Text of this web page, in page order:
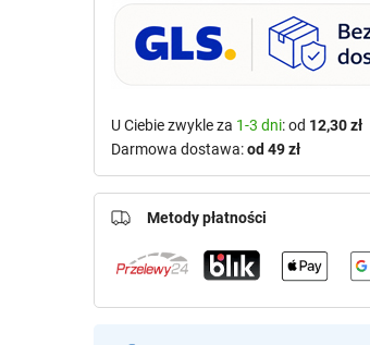
U Ciebie zwykle za 1-3 dni: od 12,30 zł
Darmowa dostawa:od 49 zł
Metody płatności